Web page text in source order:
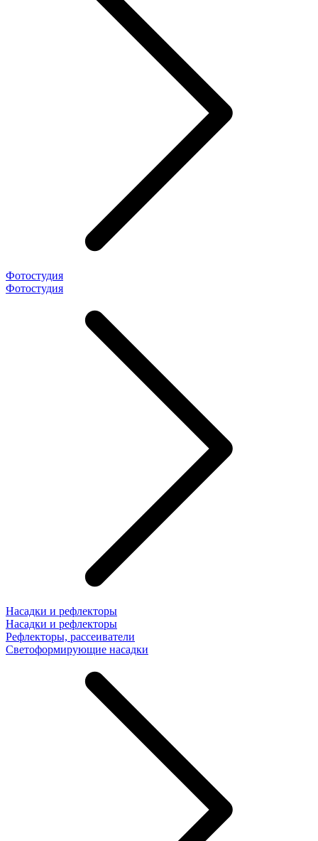
Фотостудия
Фотостудия
Насадки и рефлекторы
Насадки и рефлекторы
Рефлекторы, рассеиватели
Светоформирующие насадки